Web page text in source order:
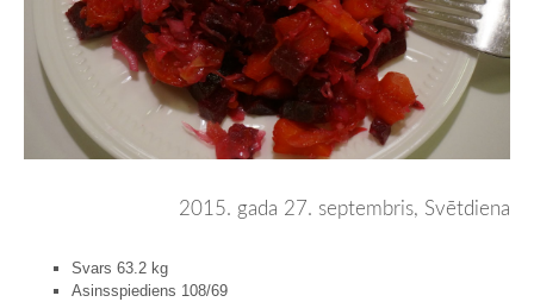
2015. gada 27. septembris, Svētdiena
Svars 63.2 kg
Asinsspiediens 108/69